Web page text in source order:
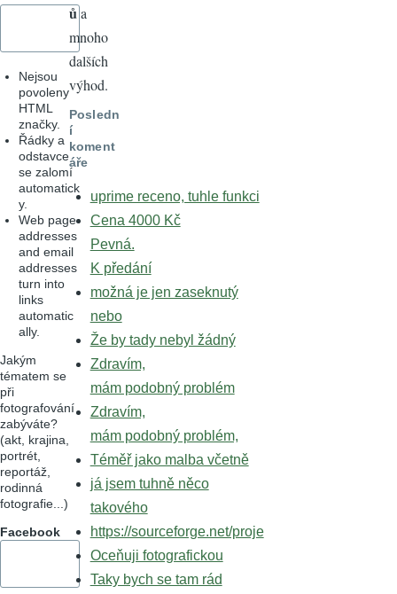
Nejsou
povoleny
HTML
značky.
Řádky a
odstavce
se zalomí
automatick
y.
Web page
addresses
and email
addresses
turn into
links
automatic
ally.
Jakým
tématem se
při
fotografování
zabýváte?
(akt, krajina,
portrét,
reportáž,
rodinná
fotografie...)
Facebook
ůa
mnoho
dalších
výhod.
Posledn
í
koment
áře
uprime receno, tuhle funkci
Cena 4000 Kč
Pevná.
K předání
možná je jen zaseknutý
nebo
Že by tady nebyl žádný
Zdravím,
mám podobný problém
Zdravím,
mám podobný problém,
Téměř jako malba včetně
já jsem tuhně něco
takového
https://sourceforge.net/proje
Oceňuji fotografickou
Taky bych se tam rád